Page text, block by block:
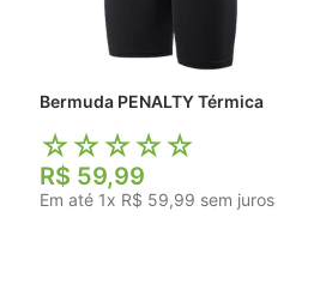
Bermuda PENALTY Térmica
☆☆☆☆☆
R$ 59,99
Em até 1x R$ 59,99 sem juros